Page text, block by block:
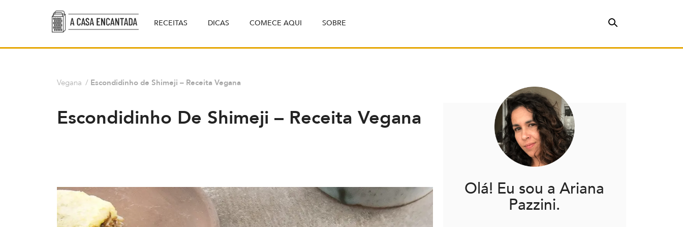
RECEITAS DICAS COMECE AQUI SOBRE
Vegana / Escondidinho de Shimeji – Receita Vegana
Escondidinho De Shimeji – Receita Vegana
Olá! Eu sou a Ariana
Pazzini.